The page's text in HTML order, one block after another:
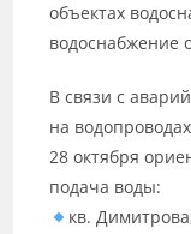
объектах
водоснабжение
В связи с
на
28 октября
подача воды:
кв.